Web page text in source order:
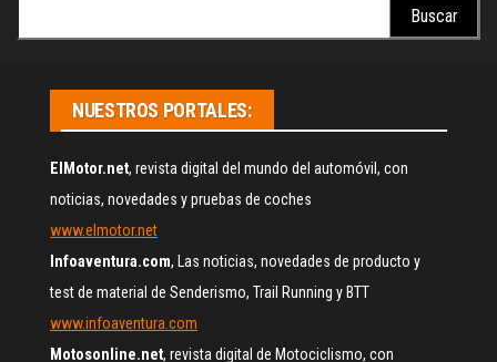
NUESTROS PORTALES:
ElMotor.net, revista digital del mundo del automóvil, con
noticias, novedades y pruebas de coches
www.elmotor.net
Infoaventura.com, Las noticias, novedades de producto y
test de material de Senderismo, Trail Running y BTT
www.infoaventura.com
Motosonline.net, revista digital de Motociclismo, con